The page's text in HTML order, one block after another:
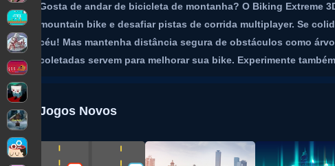
Gosta de andar de bicicleta de montanha? O Biking Extreme
mountain bike e desafiar pistas de corrida multiplayer. Se
céu! Mas mantenha distância segura de obstáculos como
coletadas servem para melhorar sua bike. Experimente
Jogos Novos